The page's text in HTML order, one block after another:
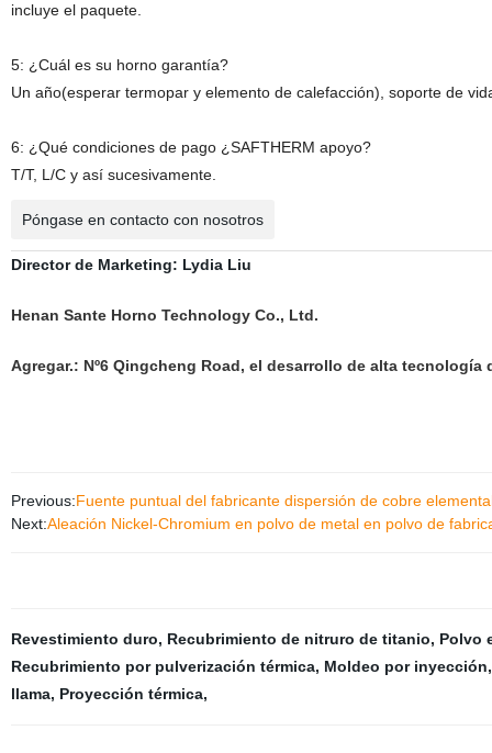
incluye el paquete.
5: ¿Cuál es su horno garantía?
Un año(esperar termopar y elemento de calefacción), soporte de
6: ¿Qué condiciones de pago ¿SAFTHERM apoyo?
T/T, L/C y así sucesivamente.
Póngase en contacto con nosotros
Director de Marketing: Lydia Liu
Henan Sante Horno Technology Co., Ltd.
Agregar.: Nº6 Qingcheng Road, el desarrollo de alta
Previous:Fuente puntual del fabricante dispersión de cobre
Next:Aleación Nickel-Chromium en polvo de metal en polvo de
Revestimiento duro, Recubrimiento de nitruro de titanio, Polvo
Recubrimiento por pulverización térmica, Moldeo por inyección
llama, Proyección térmica,